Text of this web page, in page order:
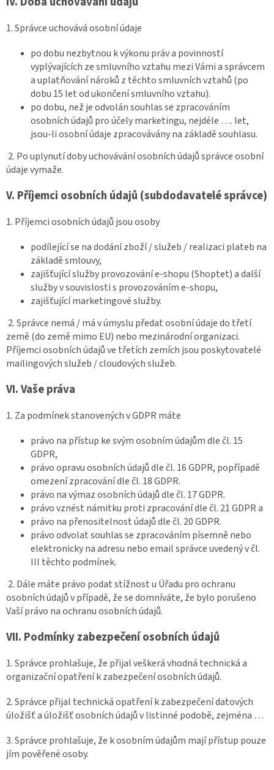
1. Správce uchovává osobní údaje
po dobu nezbytnou k výkonu práv a povinností
vyplývajících ze smluvního vztahu mezi Vámi a správcem
a uplatňování nároků z těchto smluvních vztahů (po
dobu 15 let od ukončení smluvního vztahu).
po dobu, než je odvolán souhlas se zpracováním
osobních údajů pro účely marketingu, nejdéle …. let,
jsou-li osobní údaje zpracovávány na základě souhlasu.
2. Po uplynutí doby uchovávání osobních údajů správce osobní
údaje vymaže.
V. Příjemci osobních údajů (subdodavatelé správce)
1. Příjemci osobních údajů jsou osoby
podílející se na dodání zboží / služeb / realizaci plateb na
základě smlouvy,
zajišťující služby provozování e-shopu (Shoptet) a další
služby v souvislosti s provozováním e-shopu,
zajišťující marketingové služby.
2. Správce nemá / má v úmyslu předat osobní údaje do třetí
země (do země mimo EU) nebo mezinárodní organizaci.
Příjemci osobních údajů ve třetích zemích jsou poskytovatelé
mailingových služeb / cloudových služeb.
VI.Vaše práva
1. Za podmínek stanovených v GDPR máte
právo na přístup ke svým osobním údajům dle čl. 15
GDPR,
právo opravu osobních údajů dle čl. 16 GDPR, popřípadě
omezení zpracování dle čl. 18 GDPR.
právo na výmaz osobních údajů dle čl. 17 GDPR.
právo vznést námitku proti zpracování dle čl. 21 GDPR a
právo na přenositelnost údajů dle čl. 20 GDPR.
právo odvolat souhlas se zpracováním písemně nebo
elektronicky na adresu nebo email správce uvedený v čl.
III těchto podmínek.
2. Dále máte právo podat stížnost u Úřadu pro ochranu
osobních údajů v případě, že se domníváte, že bylo porušeno
Vaší právo na ochranu osobních údajů.
VII. Podmínky zabezpečení osobních údajů
1. Správce prohlašuje, že přijal veškerá vhodná technická a
organizační opatření k zabezpečení osobních údajů.
2. Správce přijal technická opatření k zabezpečení datových
úložišť a úložišť osobních údajů v listinné podobě, zejména …
3. Správce prohlašuje, že k osobním údajům mají přístup pouze
jím pověřené osoby.